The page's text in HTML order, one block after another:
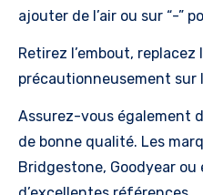
ajouter de l’air ou sur “-”
Retirez l’embout,
précautionneusement sur
Assurez-vous également
de bonne qualité. Les
Bridgestone, Goodyear